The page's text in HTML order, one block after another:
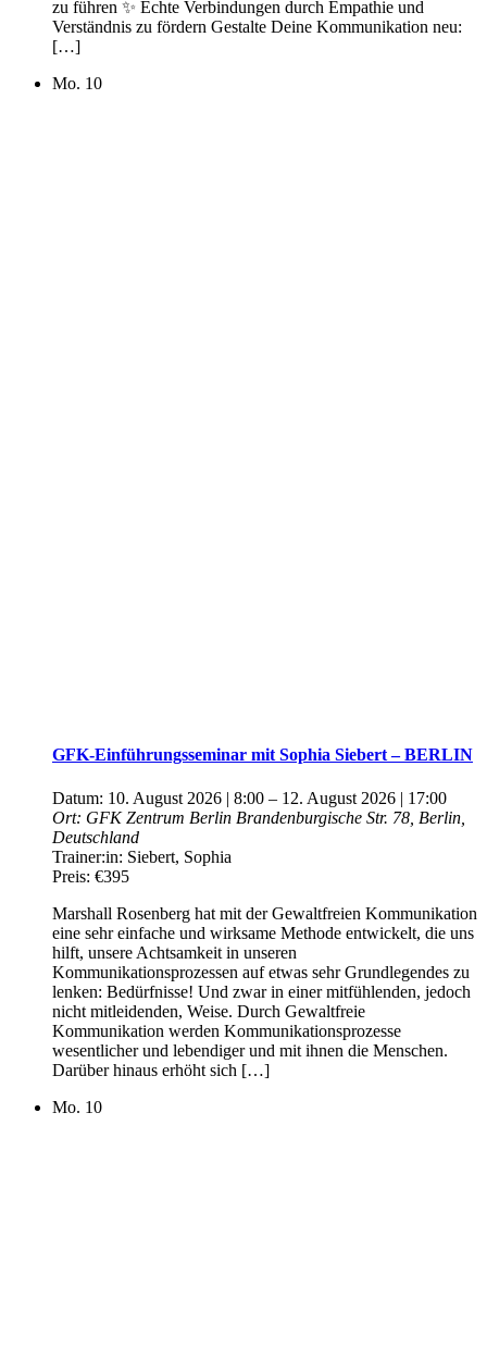
zu führen ✨ Echte Verbindungen durch Empathie und
Verständnis zu fördern Gestalte Deine Kommunikation neu:
[…]
Mo. 10
GFK-Einführungsseminar mit Sophia Siebert – BERLIN
Datum: 10. August 2026 | 8:00 – 12. August 2026 | 17:00
Ort: GFK Zentrum Berlin Brandenburgische Str. 78, Berlin,
Deutschland
Trainer:in: Siebert, Sophia
Preis: €395
Marshall Rosenberg hat mit der Gewaltfreien Kommunikation
eine sehr einfache und wirksame Methode entwickelt, die uns
hilft, unsere Achtsamkeit in unseren
Kommunikationsprozessen auf etwas sehr Grundlegendes zu
lenken: Bedürfnisse! Und zwar in einer mitfühlenden, jedoch
nicht mitleidenden, Weise. Durch Gewaltfreie
Kommunikation werden Kommunikationsprozesse
wesentlicher und lebendiger und mit ihnen die Menschen.
Darüber hinaus erhöht sich […]
Mo. 10